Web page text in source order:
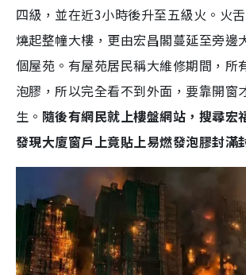
四級，並在近3小時後升至五級火。火
燒起整幢大樓，更由宏昌閣蔓延至旁邊
個屋苑。有屋苑居民稱大維修期間，所
泡膠，所以完全看不到外面，要靠開窗
生。 隨後有網民就上樓盤網站，搜尋宏
發現大廈窗戶上竟貼上易燃發泡膠封滿